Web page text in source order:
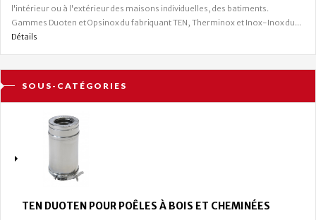
l'intérieur ou à l'extérieur des maisons individuelles, des batiments.
Gammes Duoten et Opsinox du fabriquant TEN, Therminox et Inox-Inox du...
Détails
SOUS-CATÉGORIES
TEN DUOTEN POUR POÊLES À BOIS ET CHEMINÉES